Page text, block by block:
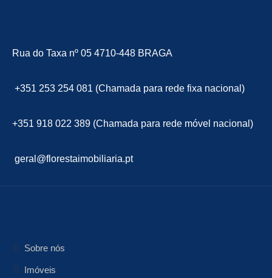
Rua do Taxa nº 05 4710-448 BRAGA
+351 253 254 081 (Chamada para rede fixa nacional)
+351 918 022 389 (Chamada para rede móvel nacional)
geral@florestaimobiliaria.pt
Sobre nós
Imóveis